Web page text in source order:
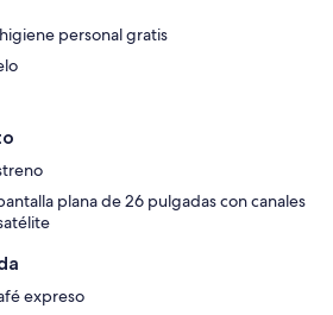
personal gratis
plana de 26 pulgadas con canales
expreso